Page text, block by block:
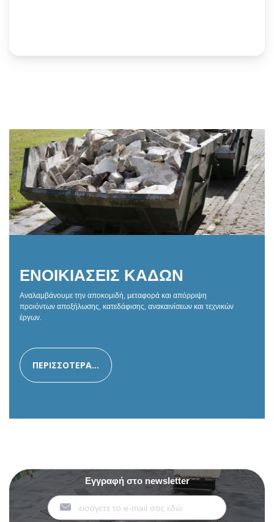
ΕΝΟΙΚΙΑΣΕΙΣ ΚΑΔΩΝ
Αναλαμβάνουμε την αποκομιδή, μεταφορά και απόρριψη
προιόντων αποξήλωσης, κατεδάφισης, ανακαινίσεων και τεχνικών
έργων.
ΠΕΡΙΣΣΟΤΕΡΑ...
Εγγραφή στο newsletter